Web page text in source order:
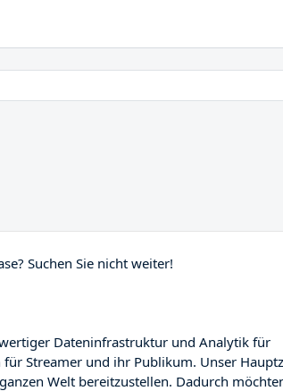
Suchen Sie nicht weiter!
Dateninfrastruktur und Analytik für
Streamer und ihr Publikum. Unser
Welt bereitzustellen. Dadurch